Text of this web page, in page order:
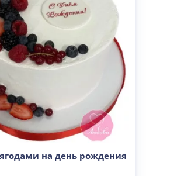
на день рождения